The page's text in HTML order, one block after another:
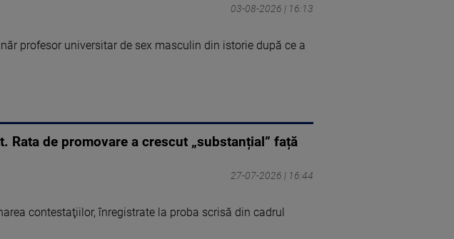
03-08-2026 | 16:13
profesor universitar de sex masculin din istorie după ce a
de promovare a crescut „substanțial” față
27-07-2026 | 16:44
contestaţiilor, înregistrate la proba scrisă din cadrul